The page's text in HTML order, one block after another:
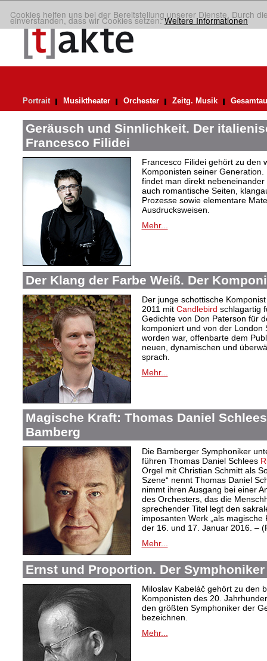
Cookies helfen uns bei der Bereitstellung unserer Dienste. Durch
einverstanden, dass wir Cookies setzen.Weitere Informationen
Portrait Musiktheater Orchester Zeitg. Musik
Geräusch und Sinnlichkeit. Der
Francesco Filidei
Francesco Filidei gehört zu den
Komponisten seiner
findet man direkt
auch romantische Seiten,
Prozesse sowie elementare
Ausdrucksweisen.
Mehr...
Der Klang der Farbe Weiß. Der
Der junge schottische
2011 mit Candlebird schlagartig
Gedichte von Don Paterson für
komponiert und von der London
worden war, offenbarte dem
neuen, dynamischen und
sprach.
Mehr...
Magische Kraft: Thomas Daniel
Bamberg
Die Bamberger Symphoniker
führen Thomas Daniel Schlees
Orgel mit Christian Schmitt als
Szene“ nennt Thomas Daniel
nimmt ihren Ausgang bei einer
des Orchesters, das die
sprechender Titel legt den
imposanten Werk „als
der 16. und 17. Januar 2016. –
Mehr...
Ernst und Proportion. Der
Miloslav Kabeláč gehört zu den
Komponisten des 20.
den größten Symphoniker der
bezeichnen.
Mehr...